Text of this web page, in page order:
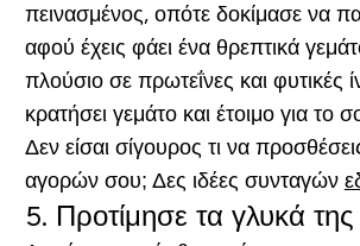
πεινασμένος, οπότε δοκίμασε να
αφού έχεις φάει ένα θρεπτικά
πλούσιο σε πρωτεΐνες και φυτικές
κρατήσει γεμάτο και έτοιμο για το
Δεν είσαι σίγουρος τι να
αγορών σου; Δες ιδέες συνταγών
5. Προτίμησε τα γλυκά